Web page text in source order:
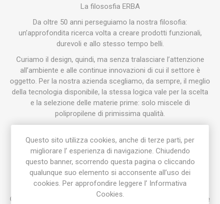
La filososfia ERBA
Da oltre 50 anni perseguiamo la nostra filosofia:
un’approfondita ricerca volta a creare prodotti funzionali,
durevoli e allo stesso tempo belli.
Curiamo il design, quindi, ma senza tralasciare l’attenzione
all’ambiente e alle continue innovazioni di cui il settore è
oggetto. Per la nostra azienda scegliamo, da sempre, il meglio
della tecnologia disponibile, la stessa logica vale per la scelta
e la selezione delle materie prime: solo miscele di
polipropilene di primissima qualità.
seminiere per l’ortofloricoltura ai coprivaso di tendenza.
Studiamo ogni prodotto per rispondere al meglio alle
necessità finali per le quali viene progettato.
I nostri prodotti sono suddivisi in otto linee: Inerba, Casa,
Natura, Roof, Green Pop, Coltivazione, Fioristi e
Ortofloricoltura. Questa suddivisione ci permette di soddisfare
Questo sito utilizza cookies, anche di terze parti, per
migliorare l’ esperienza di navigazione. Chiudendo
questo banner, scorrendo questa pagina o cliccando
qualunque suo elemento si acconsente all’uso dei
cookies. Per approfondire leggere l’ Informativa
Cookies.